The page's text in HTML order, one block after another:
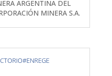
ARGENTINA DEL
MINERA S.A.